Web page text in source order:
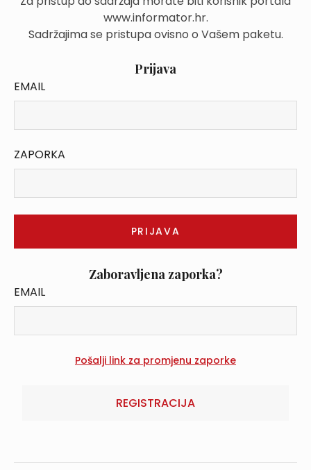
www.informator.hr.
Sadržajima se pristupa ovisno o Vašem paketu.
Prijava
EMAIL
ZAPORKA
Zaboravljena zaporka?
EMAIL
REGISTRACIJA